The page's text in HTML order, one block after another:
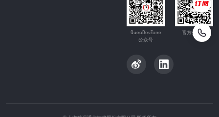
QuecDevZone
公众号
官方公众号